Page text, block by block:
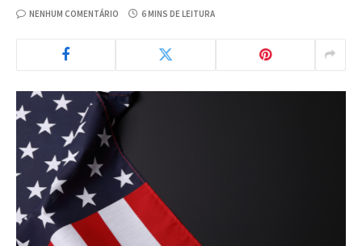
NENHUM COMENTÁRIO 6 MINS DE LEITURA